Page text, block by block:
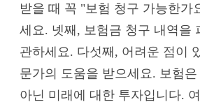
받을 때 꼭 "보험 청구 가능한가
세요. 넷째, 보험금 청구 내역을
관하세요. 다섯째, 어려운 점이
문가의 도움을 받으세요. 보험
아닌 미래에 대한 투자입니다.